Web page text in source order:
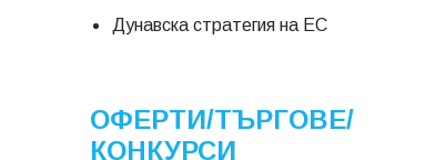
Дунавска стратегия на ЕС
ОФЕРТИ/ТЪРГОВЕ/
КОНКУРСИ